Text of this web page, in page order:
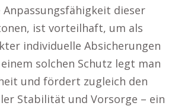
Anpassungsfähigkeit dieser
ist vorteilhaft, um als
individuelle Absicherungen
solchen Schutz legt man
und fördert zugleich den
Stabilität und Vorsorge – ein